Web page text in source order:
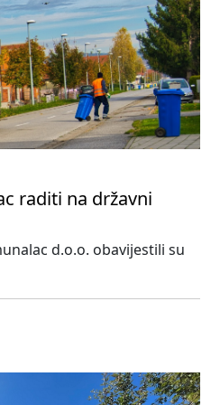
raditi na državni
d.o.o. obavijestili su